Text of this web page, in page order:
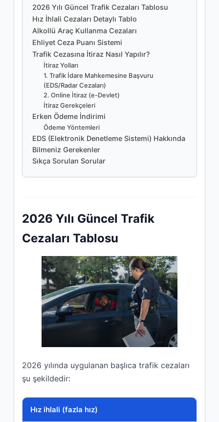
2026 Yılı Güncel Trafik Cezaları Tablosu
Hız İhlali Cezaları Detaylı Tablo
Alkollü Araç Kullanma Cezaları
Ehliyet Ceza Puanı Sistemi
Trafik Cezasına İtiraz Nasıl Yapılır?
İtiraz Yolları
1. Trafik İdare Mahkemesine Başvuru
(EDS/Radar Cezaları)
2. Online İtiraz (e-Devlet)
İtiraz Gerekçeleri
Erken Ödeme İndirimi
Ödeme Yöntemleri
EDS (Elektronik Denetleme Sistemi) Hakkında
Bilmeniz Gerekenler
Sıkça Sorulan Sorular
2026 Yılı Güncel Trafik
Cezaları Tablosu
2026 yılında uygulanan başlıca trafik cezaları
şu şekildedir:
İhlal Türü
Hız ihlali (fazla hız)